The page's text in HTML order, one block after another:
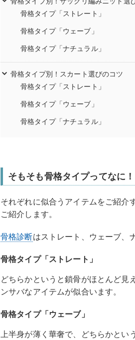
骨格タイプ「ストレート」
骨格タイプ「ウェーブ」
骨格タイプ「ナチュラル」
骨格タイプ別！スカート選びのコツ
骨格タイプ「ストレート」
骨格タイプ「ウェーブ」
骨格タイプ「ナチュラル」
そもそも骨格タイプってなに！
それぞれに似合うアイテムをご紹介
ご紹介します。
骨格診断はストレート、ウェーブ、
骨格タイプ「ストレート」
どちらかというと鎖骨がほとんど見
ンサバなアイテムが似合います。
骨格タイプ「ウェーブ」
上半身が薄く華奢で、どちらかとい